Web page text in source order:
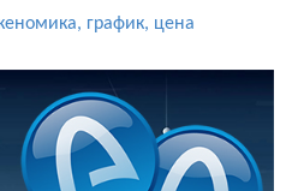
график, цена